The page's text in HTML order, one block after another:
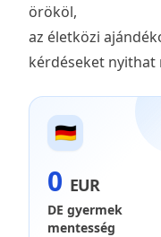
örököl,
az életközi
kérdéseket nyithat
🇩🇪
0 EUR
DE gyermek
mentesség